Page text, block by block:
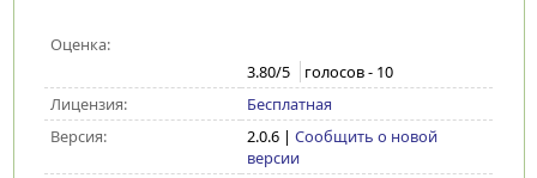
Оценка:
3.80/5 голосов - 10
Лицензия:
Бесплатная
Версия:
2.0.6| Сообщить о новой
версии